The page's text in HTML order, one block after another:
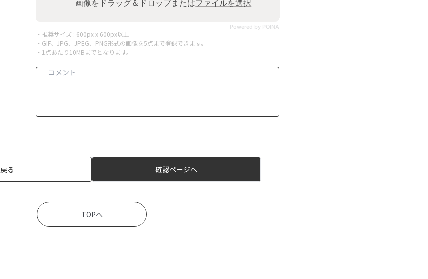
Powered by PQINA
画像をドラッグ＆ドロップまたはファイルを選択
・推奨サイズ : 600px x 600px以上
・GIF、JPG、JPEG、PNG形式の画像を5点まで登録できます。
・1点あたり10MBまでとなります。
戻る 確認ページへ
TOPへ